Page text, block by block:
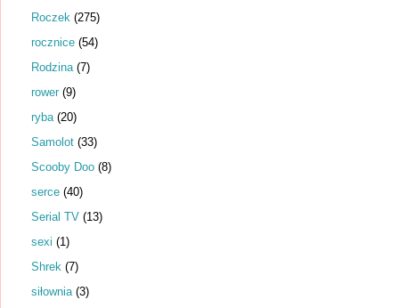
Roczek (275)
rocznice (54)
Rodzina (7)
rower (9)
ryba (20)
Samolot (33)
Scooby Doo (8)
serce (40)
Serial TV (13)
sexi (1)
Shrek (7)
siłownia (3)